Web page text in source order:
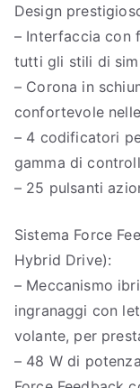
Design
– Interfaccia con
tutti gli stili di
– Corona in
confortevole
– 4 codificatori
gamma di
– 25 pulsanti
Sistema Force
Hybrid Drive):
– Meccanismo
ingranaggi con
volante, per
– 48 W di